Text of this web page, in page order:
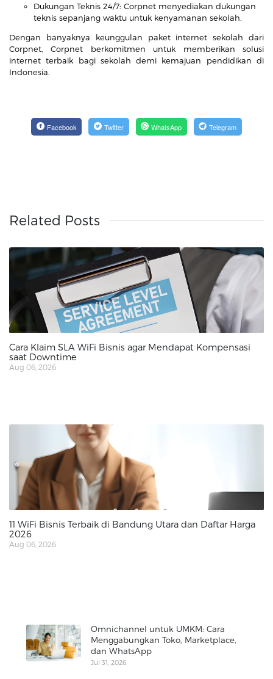
Dukungan Teknis 24/7: Corpnet menyediakan dukungan
teknis sepanjang waktu untuk kenyamanan sekolah.
Dengan banyaknya keunggulan paket internet sekolah dari
Corpnet, Corpnet berkomitmen untuk memberikan solusi
internet terbaik bagi sekolah demi kemajuan pendidikan di
Indonesia.
Facebook Twitter WhatsApp Telegram
Related Posts
Cara Klaim SLA WiFi Bisnis agar Mendapat Kompensasi
saat Downtime
Aug 06, 2026
11 WiFi Bisnis Terbaik di Bandung Utara dan Daftar Harga
2026
Aug 06, 2026
Omnichannel untuk UMKM: Cara
Menggabungkan Toko, Marketplace,
dan WhatsApp
Jul 31, 2026